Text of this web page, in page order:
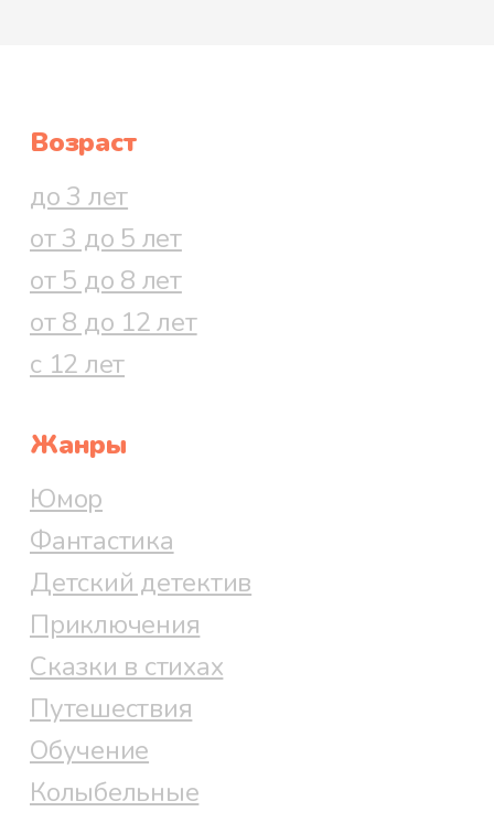
Возраст
до 3 лет
от 3 до 5 лет
от 5 до 8 лет
от 8 до 12 лет
с 12 лет
Жанры
Юмор
Фантастика
Детский детектив
Приключения
Сказки в стихах
Путешествия
Обучение
Колыбельные